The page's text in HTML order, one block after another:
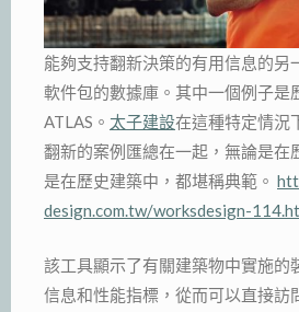
能夠支持翻新決策的有用信息的另
軟件包的數據庫。其中一個例子是
ATLAS。 太子建設在這種特定情況
翻新的案例匯總在一起，無論是在
是在歷史建築中，都堪稱典範。
design.com.tw/worksdesign-
該工具顯示了有關建築物中實施的
信息和性能指標，從而可以直接訪